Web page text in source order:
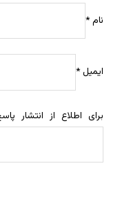
نام*
ایمیل*
برای اطلاع از انتشار